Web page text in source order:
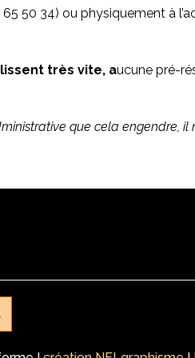
50 34) ou physiquement à
très vite, aucune pré-
que cela engendre, il